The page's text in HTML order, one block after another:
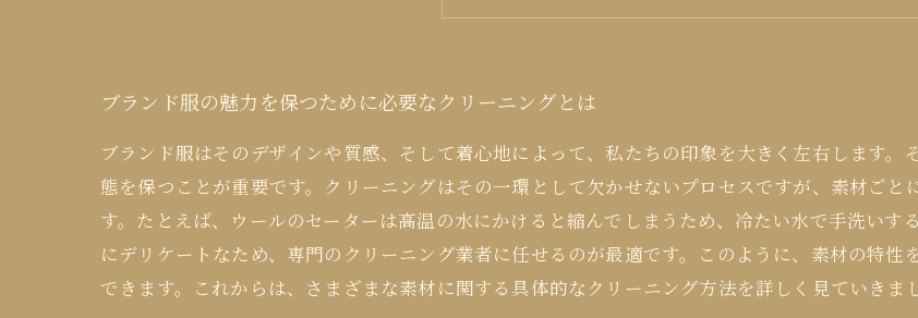
クリーニングの重要性：ブランド服を長持ちさ
ブランド服の魅力を保つために必要なクリーニングとは
ブランド服はそのデザインや質感、そして着心地によって、私たちの印象を大きく左右します
態を保つことが重要です。クリーニングはその一環として欠かせないプロセスですが、素材ご
す。たとえば、ウールのセーターは高温の水にかけると縮んでしまうため、冷たい水で手洗い
にデリケートなため、専門のクリーニング業者に任せるのが最適です。このように、素材の特
できます。これからは、さまざまな素材に関する具体的なクリーニング方法を詳しく見ていきまし